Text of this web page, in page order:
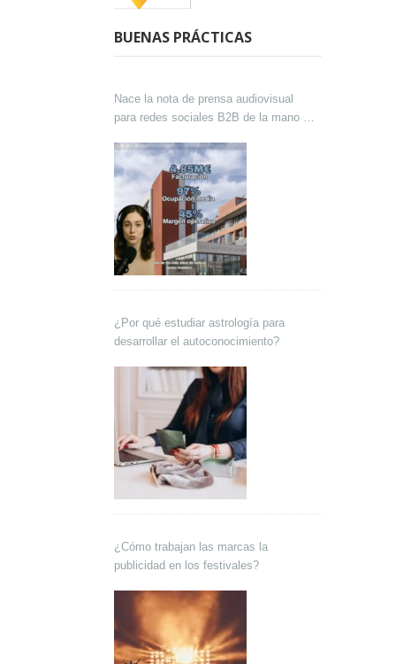
BUENAS PRÁCTICAS
Nace la nota de prensa audiovisual
para redes sociales B2B de la mano de
¿Por qué estudiar astrología para
desarrollar el autoconocimiento?
¿Cómo trabajan las marcas la
publicidad en los festivales?